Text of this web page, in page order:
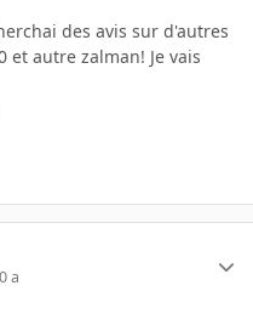
des avis sur d'autres
et autre zalman! Je vais
a